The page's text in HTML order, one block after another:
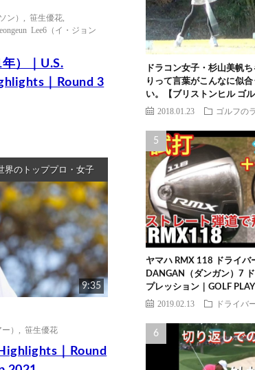
ン）
,笹生優花
Lee6（イ・ジョン
）｜U.S.
｜Round 3
界のトッププロ・女子
9:35
）
,笹生優花
｜Round
ドラコン女子・杉山美帆
りって言葉がこんなに似
い。【ブリストンヒル ゴ
2018.01.23 ゴルフの
ヤマハ RMX 118 ドライバ
DANGAN（ダンガン）7
プレッション｜GOLF
2019.02.13 ドライバ